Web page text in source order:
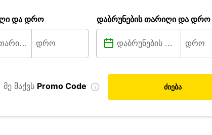
და დრო დაბრუნების თარიღი და დრო
მე მაქვს Promo Code ძიება